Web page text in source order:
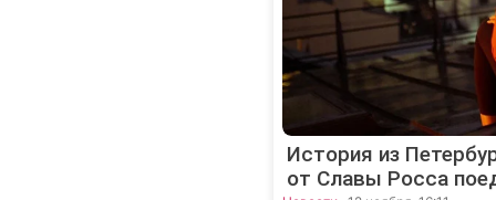
История из
от Славы Росса